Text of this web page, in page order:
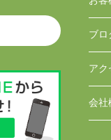
ブロ
アク
会社